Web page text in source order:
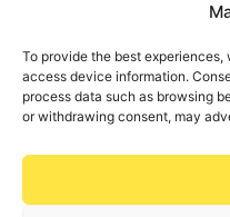
To provide the best
access device information.
process data such as browsing
or withdrawing consent, may